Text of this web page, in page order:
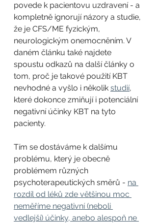
povede k pacientovu uzdravení - a
kompletně ignorují názory a studie,
že je CFS/ME fyzickým,
neurologickým onemocněním. V
daném článku také najdete
spoustu odkazů na další články o
tom, proč je takové použití KBT
nevhodné a vyšlo i několik studií,
které dokonce zmiňují i potenciální
negativní účinky KBT na tyto
pacienty.
Tím se dostáváme k dalšímu
problému, který je obecně
problémem různých
psychoterapeutických směrů - na
rozdíl od léků zde většinou moc
neměříme negativní (neboli
vedlejší) účinky, anebo alespoň ne